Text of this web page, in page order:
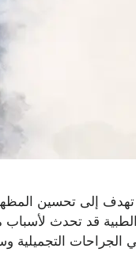
تهدف إلى تحسين
قد تحدث
الجراحات